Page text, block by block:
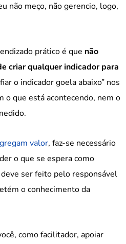
não meço, não gerencio, logo,
prático é que não
criar qualquer indicador para
o indicador goela abaixo” nos
o que está acontecendo, nem o
valor, faz-se necessário
o que se espera como
ser feito pelo responsável
o conhecimento da
como facilitador, apoiar